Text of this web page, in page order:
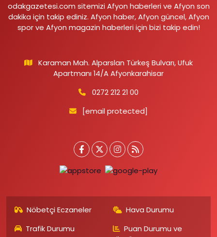
odakgazetesi.com sitemizi Afyon haberleri ve Afyon son
dakika için takip ediniz. Afyon haber, Afyon güncel, Afyon
spor ve Afyon magazin haberleri için bizi takip edin!
Karaman Mah. Alparslan Türkeş Bulvarı, Ufuk
Apartmanı 14/A Afyonkarahisar
0272 212 21 00
[email protected]
Nöbetçi Eczaneler
Hava Durumu
Trafik Durumu
Puan Durumu ve